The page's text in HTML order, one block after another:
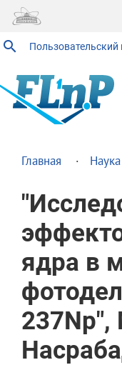
Пользовательский
Главная Наука
ядра в